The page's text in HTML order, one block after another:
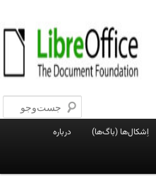
اِشکال‌ها (باگ‌ها) درباره